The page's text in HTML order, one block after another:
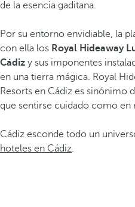
de la esencia gaditana.
Por su entorno envidiable, la
con ella los Royal Hideaway
Cádiz y sus imponentes
en una tierra mágica. Royal
Resorts en Cádiz es sinónimo
que sentirse cuidado como
Cádiz esconde todo un
hoteles en Cádiz.